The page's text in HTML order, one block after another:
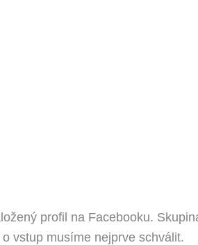
profil na Facebooku. Skupina
vstup musíme nejprve schválit.